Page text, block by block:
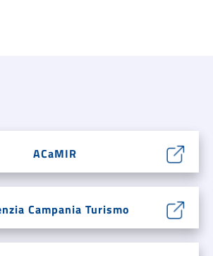
ACaMIR
Campania Turismo